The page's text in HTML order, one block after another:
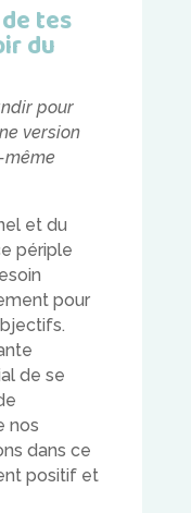
tes
du
pour
version
même
et du
périple
pour
de se
nos
dans ce
positif et